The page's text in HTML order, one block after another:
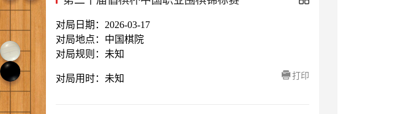
对局日期：2026-03-17
对局地点：中国棋院
对局规则：未知
对局用时：未知 打印